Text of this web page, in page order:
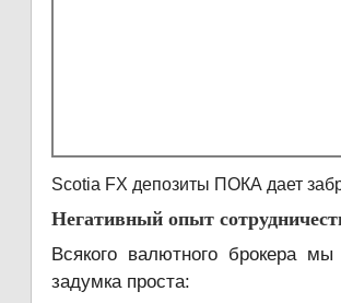
Scotia FX депозиты ПОКА дает
Негативный опыт
Всякого валютного брокера
задумка проста: